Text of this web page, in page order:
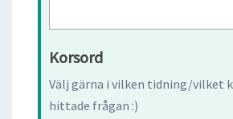
Korsord
Välj gärna i vilken tidning/vilket
hittade frågan :)